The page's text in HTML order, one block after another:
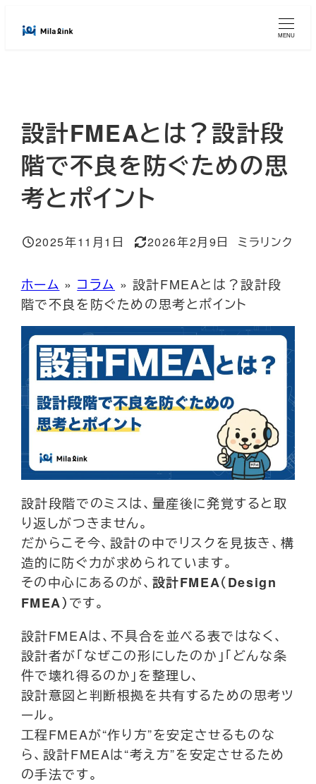
MENU
設計FMEAとは？設計段
階で不良を防ぐための思
考とポイント
投稿日
2025年11月1日 更新日
2026年2月9日
著
ミラリンク
ホーム » コラム » 設計FMEAとは？設計段
階で不良を防ぐための思考とポイント
設計段階でのミスは、量産後に発覚すると取
り返しがつきません。
だからこそ今、設計の中でリスクを見抜き、構
造的に防ぐ力が求められています。
その中心にあるのが、 設計FMEA（Design
FMEA）です。
設計FMEAは、不具合を並べる表ではなく、
設計者が「なぜこの形にしたのか」「どんな条
件で壊れ得るのか」を整理し、
設計意図と判断根拠を共有するための思考ツ
ール。
工程FMEAが“作り方”を安定させるものな
ら、設計FMEAは“考え方”を安定させるため
の手法です。